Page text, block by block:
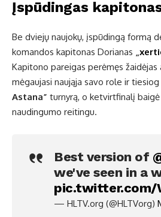
Įspūdingas
Be dviejų naujokų, įspūdingą formą
komandos kapitonas Dorianas
Kapitono pareigas perėmęs
mėgaujasi naująja savo role ir
Astana” turnyrą, o ketvirtfinalį baigė
naudingumo reitingu.
Best version of
we've seen in a
pic.twitter.com/
— HLTV.org (@HLTVorg)